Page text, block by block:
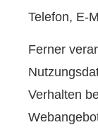
Telefon, E-
Ferner
Verhalten